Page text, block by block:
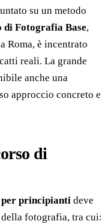
su un metodo
di Fotografia Base,
Roma, è incentrato
reali. La grande
anche una
approccio concreto e
di
principianti deve
fotografia, tra cui: